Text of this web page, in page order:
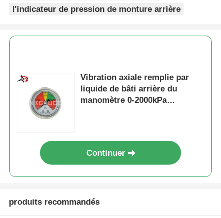
l'indicateur de pression de monture arrière
Vibration axiale remplie par
liquide de bâti arrière du
manomètre 0-2000kPa
Continuer
produits recommandés